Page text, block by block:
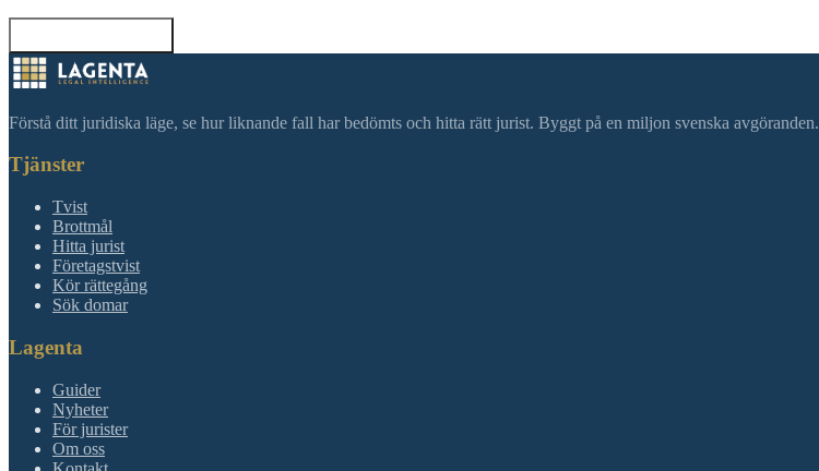
Förstå ditt juridiska läge, se hur liknande fall har bedömts och hitta rätt jurist. Byggt på en miljon svenska avgöranden.
Tjänster
Tvist
Brottmål
Hitta jurist
Företagstvist
Kör rättegång
Sök domar
Lagenta
Guider
Nyheter
För jurister
Om oss